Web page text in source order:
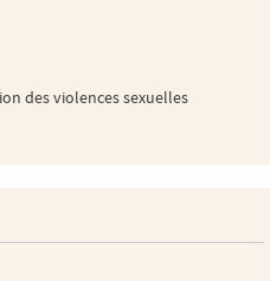
des violences sexuelles